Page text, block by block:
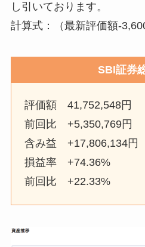
し引いております。
計算式：（最新評価額-
SBI証券
評価額 41,752,548円
前回比 +5,350,769円
含み益 +17,806,134円
損益率 +74.36%
前回比 +22.33%